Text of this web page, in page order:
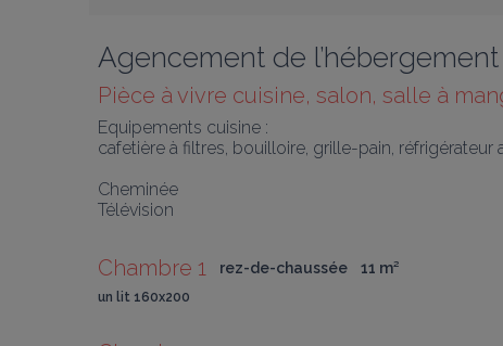
Agencement de l’hébergement
Pièce à vivre cuisine, salon, salle à
Equipements cuisine :
cafetière à filtres, bouilloire, grille-pain,
Cheminée
Télévision
Chambre 1 rez-de-chaussée 11 m²
un lit 160x200